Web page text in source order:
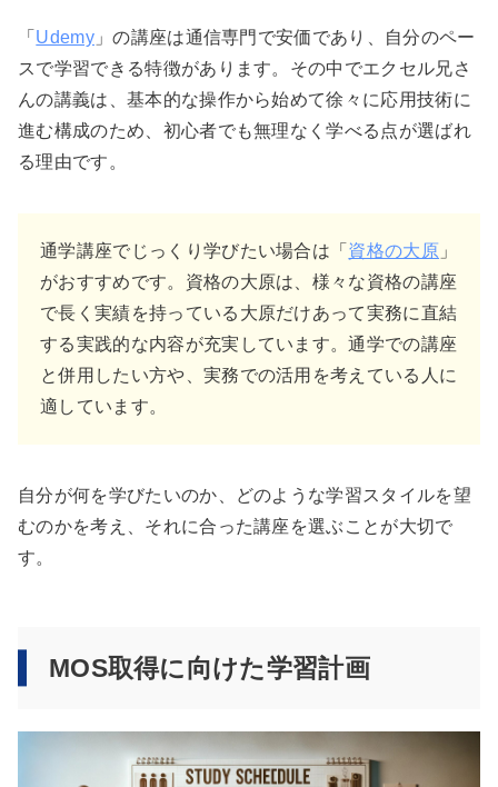
「 Udemy」の講座は通信専門で安価であり、自分のペー
スで学習できる特徴があります。その中でエクセル兄さ
んの講義は、基本的な操作から始めて徐々に応用技術に
進む構成のため、初心者でも無理なく学べる点が選ばれ
る理由です。
通学講座でじっくり学びたい場合は「 資格の大原 」
がおすすめです。資格の大原は、様々な資格の講座
で長く実績を持っている大原だけあって実務に直結
する実践的な内容が充実しています。通学での講座
と併用したい方や、実務での活用を考えている人に
適しています。
自分が何を学びたいのか、どのような学習スタイルを望
むのかを考え、それに合った講座を選ぶことが大切で
す。
MOS取得に向けた学習計画